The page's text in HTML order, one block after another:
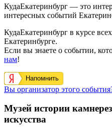
КудаЕкатеринбург — это
интересных событий
КудаЕкатеринбург в курсе
Екатеринбурге.
Если вы знаете о событии,
нам!
Напомнить
Вы организатор этого
Музей истории
искусства